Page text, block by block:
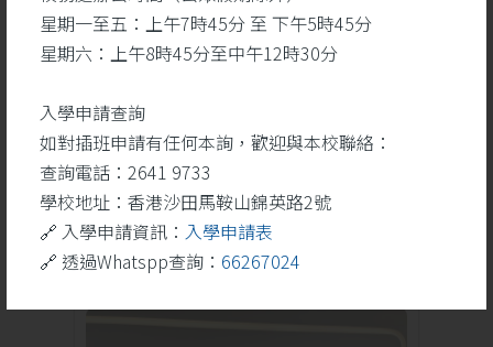
聖詠團於藝韻盃2026奪
一等奬
學校活動
星期一至五：上午7時45分 至 下午5時45分
星期六：上午8時45分至中午12時30分
入學申請查詢
如對插班申請有任何本詢，歡迎與本校聯絡：
查詢電話：2641 9733
學校地址：香港沙田馬鞍山錦英路2號
🔗 入學申請資訊： 入學申請表
🔗 透過Whatspp查詢： 66267024